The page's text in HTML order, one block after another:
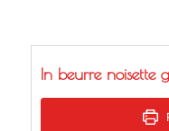
In beurre noisette